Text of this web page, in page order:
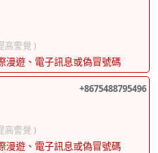
高警覺 )
漫遊、電子訊息或偽冒號碼
+8675488795496
高警覺 )
漫遊、電子訊息或偽冒號碼